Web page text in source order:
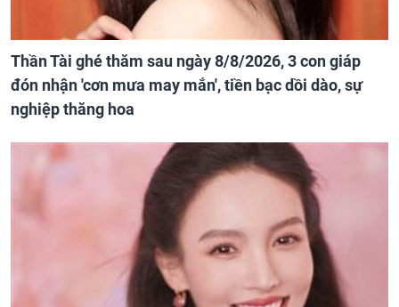
Thần Tài ghé thăm sau ngày 8/8/2026, 3 con giáp
đón nhận 'cơn mưa may mắn', tiền bạc dồi dào, sự
nghiệp thăng hoa